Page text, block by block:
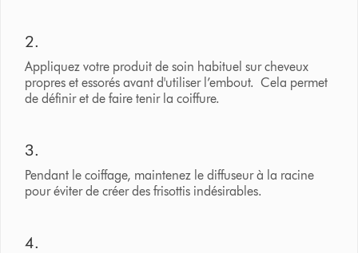
2.
Appliquez votre produit de soin habituel sur cheveux
propres et essorés avant d'utiliser l’embout. Cela permet
de définir et de faire tenir la coiffure.
3.
Pendant le coiffage, maintenez le diffuseur à la racine
pour éviter de créer des frisottis indésirables.
4.